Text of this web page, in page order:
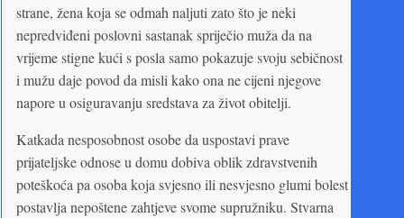
strane, žena koja se odmah naljuti zato što je neki
nepredviđeni poslovni sastanak spriječio muža da na
vrijeme stigne kući s posla samo pokazuje svoju sebičnost
i mužu daje povod da misli kako ona ne cijeni njegove
napore u osiguravanju sredstava za život obitelji.
Katkada nesposobnost osobe da uspostavi prave
prijateljske odnose u domu dobiva oblik zdravstvenih
poteškoća pa osoba koja svjesno ili nesvjesno glumi bolest
postavlja nepoštene zahtjeve svome supružniku. Stvarna